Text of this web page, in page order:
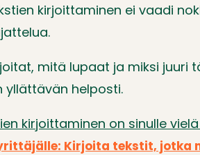
kirjoittaminen ei vaadi
mitä lupaat ja miksi juuri
yllättävän helposti.
kirjoittaminen on sinulle
Kirjoita tekstit, jotka